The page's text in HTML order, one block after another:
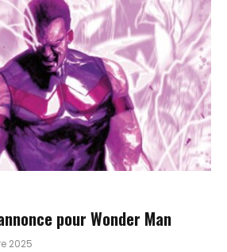
pour Wonder Man
2025